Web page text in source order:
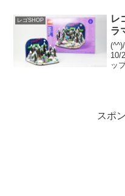
レゴSHOP
レ
ラ
10/
ッ
スポ